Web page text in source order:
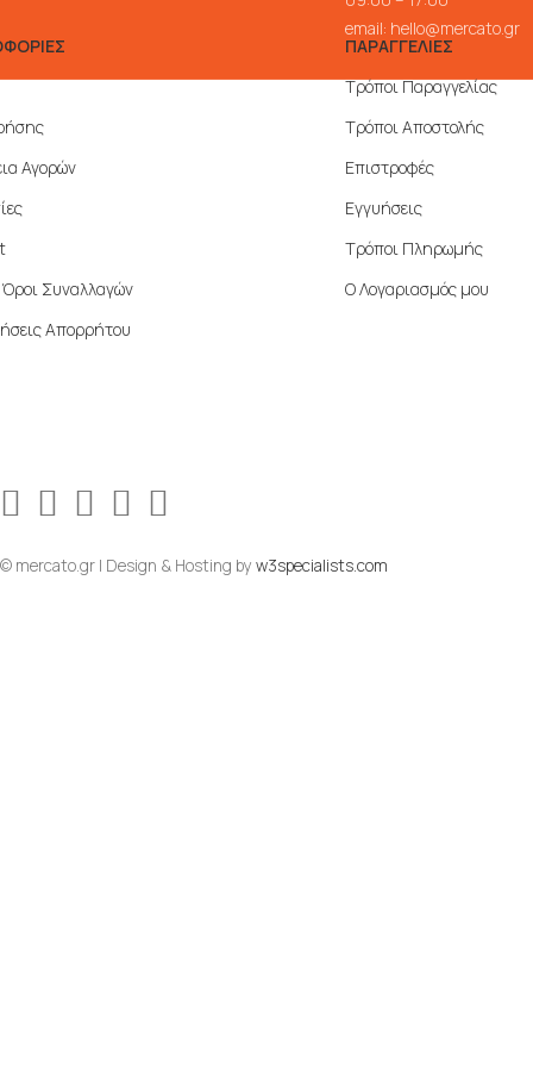
email: hello@mercato.gr
Αγορών
Όροι Συναλλαγών
Απορρήτου
ΠΑΡΑΓΓΕΛΙΕΣ
Τρόποι Παραγγελίας
Τρόποι Αποστολής
Επιστροφές
Εγγυήσεις
Τρόποι Πληρωμής
Ο Λογαριασμός μου
© mercato.gr | Design & Hosting by w3specialists.com